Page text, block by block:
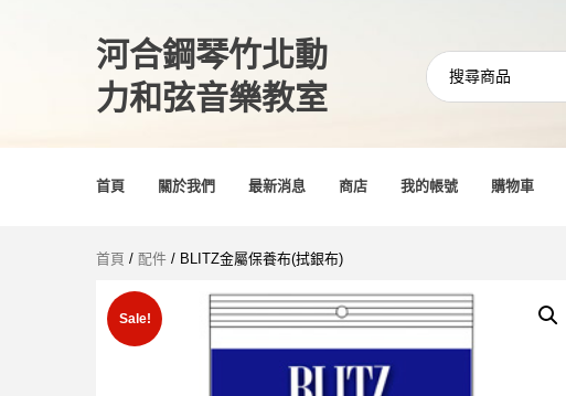
河合鋼琴竹北動
力和弦音樂教室
首頁 關於我們 最新消息 商店 我的帳號 購物車
首頁 / 配件 / BLITZ金屬保養布(拭銀布)
Sale!